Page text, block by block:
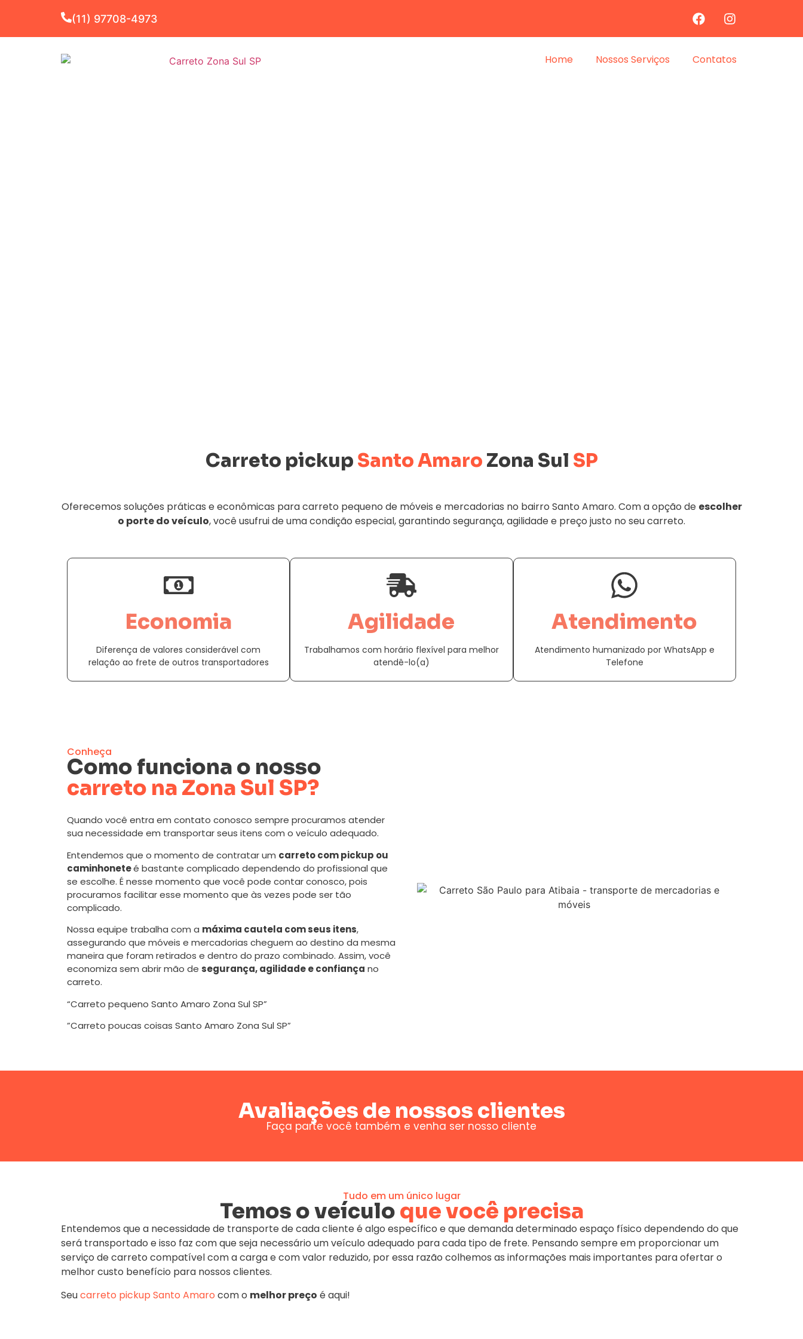
(11) 97708-4973
Home Nossos Serviços Contatos
Carreto pickup Santo Amaro Zona Sul SP
Oferecemos soluções práticas e econômicas para carreto pequeno de móveis e mercadorias no bairro Santo Amaro. Com a opção de escolher
o porte do veículo, você usufrui de uma condição especial, garantindo segurança, agilidade e preço justo no seu carreto.
Economia
Diferença de valores considerável com
relação ao frete de outros transportadores
Agilidade
Trabalhamos com horário flexível para melhor
atendê-lo(a)
Atendimento
Atendimento humanizado por WhatsApp e
Telefone
Conheça
Como funciona o nosso
carreto na Zona Sul SP?
Quando você entra em contato conosco sempre procuramos atender
sua necessidade em transportar seus itens com o veículo adequado.
Entendemos que o momento de contratar um carreto com pickup ou
caminhoneteé bastante complicado dependendo do profissional que
se escolhe. É nesse momento que você pode contar conosco, pois
procuramos facilitar esse momento que às vezes pode ser tão
complicado.
Nossa equipe trabalha com a máxima cautela com seus itens,
assegurando que móveis e mercadorias cheguem ao destino da mesma
maneira que foram retirados e dentro do prazo combinado. Assim, você
economiza sem abrir mão de segurança, agilidade e confiança no
carreto.
“Carreto pequeno Santo Amaro Zona Sul SP”
”Carreto poucas coisas Santo Amaro Zona Sul SP”
Avaliações de nossos clientes
Faça parte você também e venha ser nosso cliente
Tudo em um único lugar
Temos o veículo que você precisa
Entendemos que a necessidade de transporte de cada cliente é algo específico e que demanda determinado espaço físico dependendo do que
será transportado e isso faz com que seja necessário um veículo adequado para cada tipo de frete. Pensando sempre em proporcionar um
serviço de carreto compatível com a carga e com valor reduzido, por essa razão colhemos as informações mais importantes para ofertar o
melhor custo benefício para nossos clientes.
Seucarreto pickup Santo Amaro com o melhor preço é aqui!